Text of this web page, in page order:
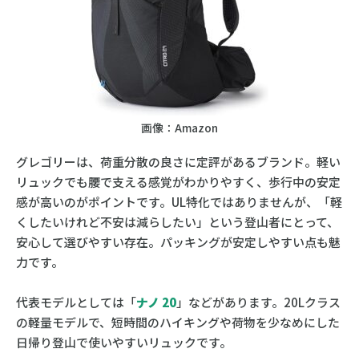
画像：Amazon
グレゴリーは、荷重分散の良さに定評があるブランド。軽い
リュックでも腰で支える感覚がわかりやすく、歩行中の安定
感が高いのがポイントです。UL特化ではありませんが、「軽
くしたいけれど不安は減らしたい」という登山者にとって、
安心して選びやすい存在。パッキングが安定しやすい点も魅
力です。
代表モデルとしては「ナノ 20」などがあります。20Lクラス
の軽量モデルで、短時間のハイキングや荷物を少なめにした
日帰り登山で使いやすいリュックです。